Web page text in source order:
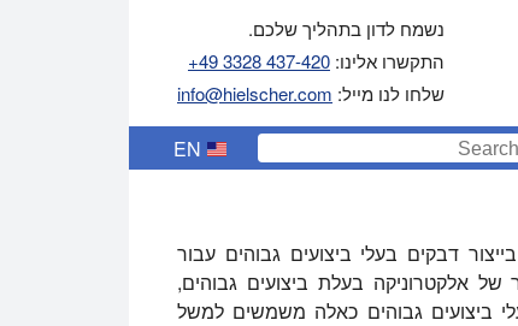
נשמח לדון בתהליך שלכם.
התקשרו אלינו: +49 3328 437-420
שלחו לנו מייל: info@hielscher.com
EN
דבקים בעלי ביצועים גבוהים עבור
של אלקטרוניקה בעלת ביצועים גבוהים,
ביצועים גבוהים כאלה משמשים למשל